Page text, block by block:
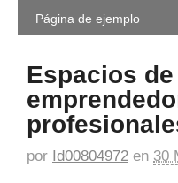
Página de ejemplo
Espacios
por Id00804972 en 30